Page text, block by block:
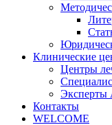
Клинические
Центры
Контакты
WELCOME